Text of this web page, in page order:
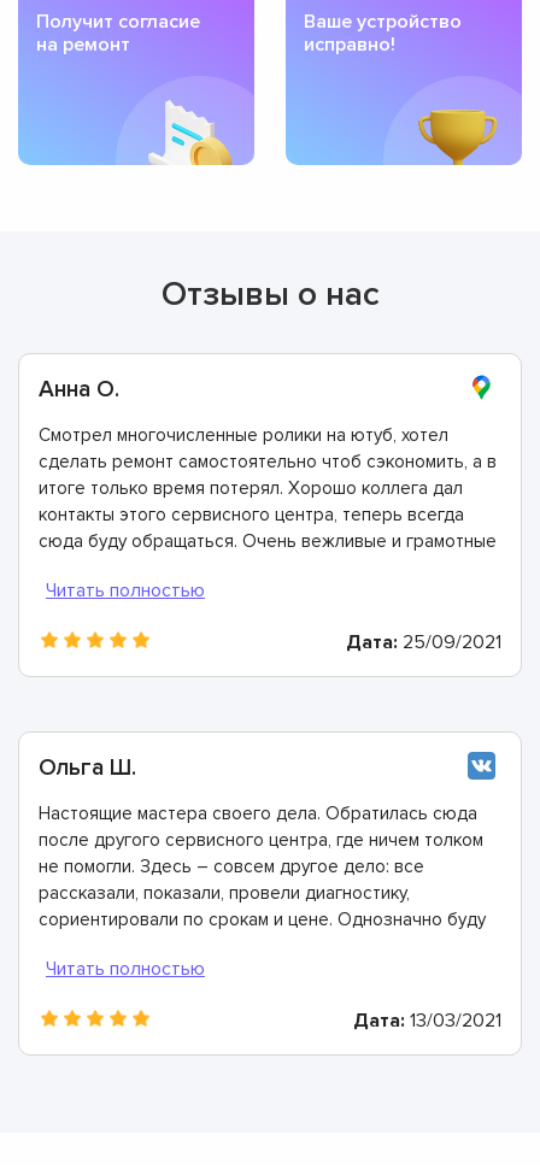
Получит согласие
на ремонт
Ваше устройство
исправно!
Отзывы о нас
Анна О.
Смотрел многочисленные ролики на ютуб, хотел
сделать ремонт самостоятельно чтоб сэкономить, а в
итоге только время потерял. Хорошо коллега дал
контакты этого сервисного центра, теперь всегда
сюда буду обращаться. Очень вежливые и грамотные
гарантию.
Дата: 25/09/2021
Ольга Ш.
Настоящие мастера своего дела. Обратилась сюда
после другого сервисного центра, где ничем толком
не помогли. Здесь – совсем другое дело: все
рассказали, показали, провели диагностику,
сориентировали по срокам и цене. Однозначно буду
Дата: 13/03/2021